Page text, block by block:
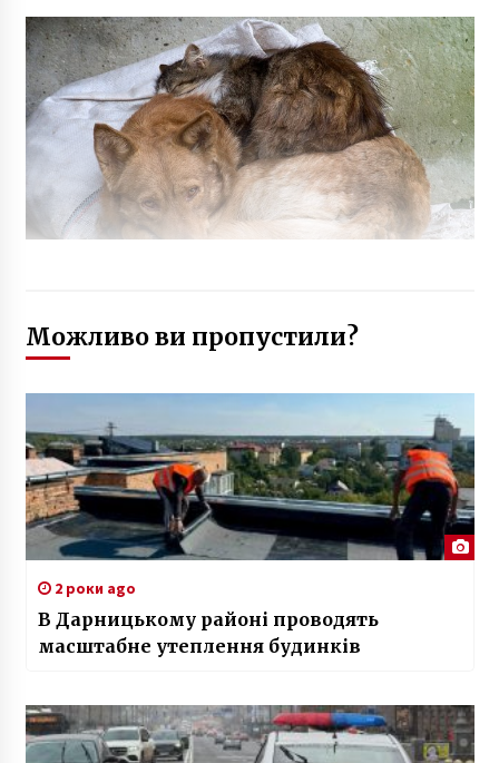
Можливо ви пропустили?
2 роки ago
В Дарницькому районі проводять
масштабне утеплення будинків